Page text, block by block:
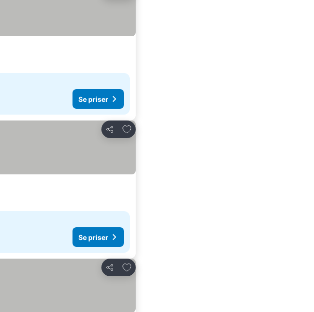
Se priser
Dela
Lägg till i Mina Favoriter
Se priser
Dela
Lägg till i Mina Favoriter